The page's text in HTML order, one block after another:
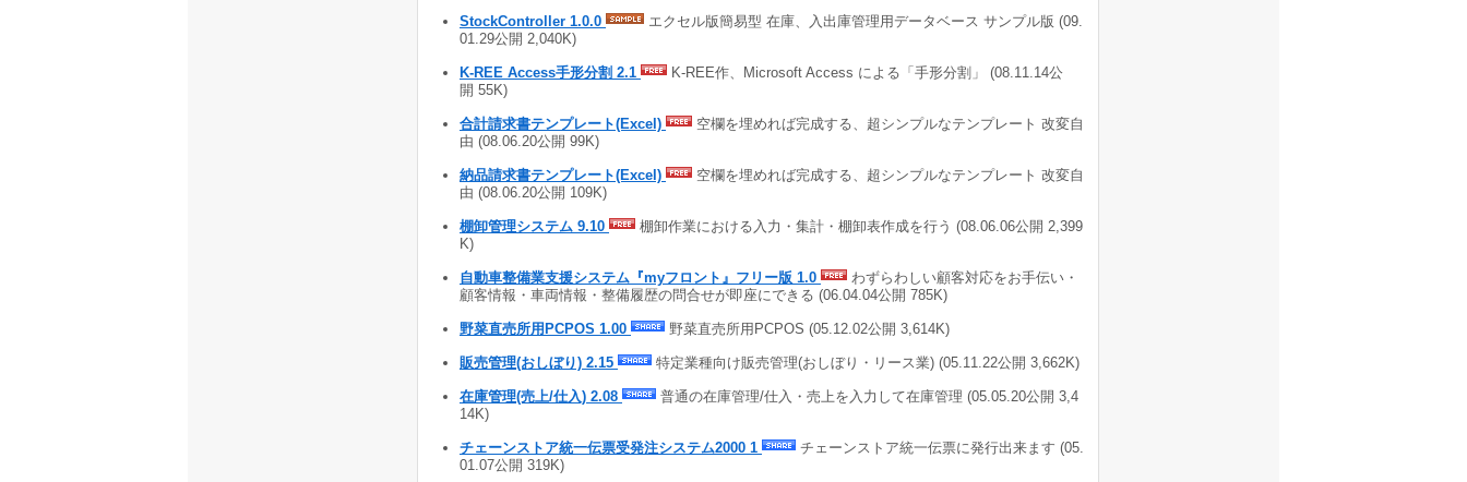
StockController 1.0.0
エクセル版簡易型 在庫、入出庫管理用データベース サンプル版 (09.
01.29公開 2,040K)
K-REE Access手形分割 2.1
K-REE作、Microsoft Access による「手形分割」 (08.11.14公
開 55K)
合計請求書テンプレート(Excel)
空欄を埋めれば完成する、超シンプルなテンプレート 改変自
由 (08.06.20公開 99K)
納品請求書テンプレート(Excel)
空欄を埋めれば完成する、超シンプルなテンプレート 改変自
由 (08.06.20公開 109K)
棚卸管理システム 9.10
棚卸作業における入力・集計・棚卸表作成を行う (08.06.06公開 2,399
K)
自動車整備業支援システム『myフロント』フリー版 1.0
わずらわしい顧客対応をお手伝い・
顧客情報・車両情報・整備履歴の問合せが即座にできる (06.04.04公開 785K)
野菜直売所用PCPOS 1.00 野菜直売所用PCPOS (05.12.02公開 3,614K)
販売管理(おしぼり) 2.15 特定業種向け販売管理(おしぼり・リース業) (05.11.22公開 3,662K)
在庫管理(売上/仕入) 2.08
普通の在庫管理/仕入・売上を入力して在庫管理 (05.05.20公開 3,4
14K)
チェーンストア統一伝票受発注システム2000 1
チェーンストア統一伝票に発行出来ます (05.
01.07公開 319K)